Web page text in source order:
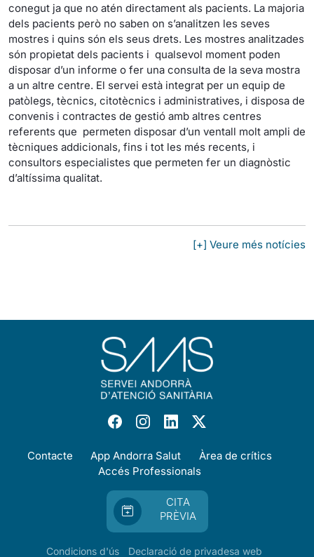
conegut ja que no atén directament als pacients. La majoria
dels pacients però no saben on s’analitzen les seves
mostres i quins són els seus drets. Les mostres analitzades
són propietat dels pacients i qualsevol moment poden
disposar d’un informe o fer una consulta de la seva mostra
a un altre centre. El servei està integrat per un equip de
patòlegs, tècnics, citotècnics i administratives, i disposa de
convenis i contractes de gestió amb altres centres
referents que permeten disposar d’un ventall molt ampli de
tècniques addicionals, fins i tot les més recents, i
consultors especialistes que permeten fer un diagnòstic
d’altíssima qualitat.
[+] Veure més notícies
Contacte App Andorra Salut
Àrea de crítics
Accés Professionals
CITA
PRÈVIA
Condicions d'ús Declaració de privadesa web